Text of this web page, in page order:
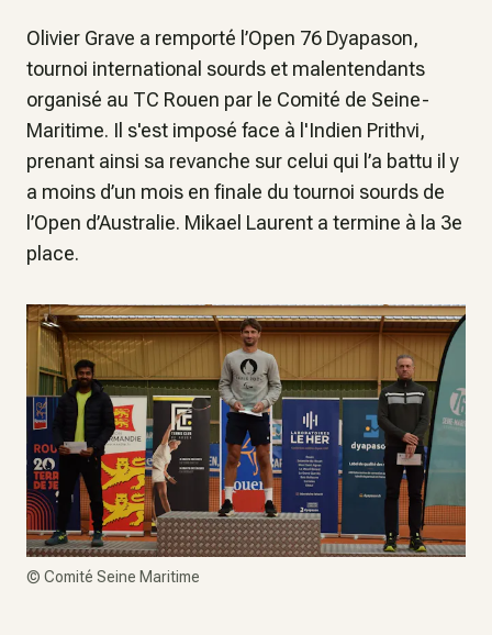
Olivier Grave a remporté l’Open 76 Dyapason,
tournoi international sourds et malentendants
organisé au TC Rouen par le Comité de Seine-
Maritime. Il s'est imposé face à l'Indien Prithvi,
prenant ainsi sa revanche sur celui qui l’a battu il y
a moins d’un mois en finale du tournoi sourds de
l’Open d’Australie. Mikael Laurent a termine à la 3e
place.
© Comité Seine Maritime